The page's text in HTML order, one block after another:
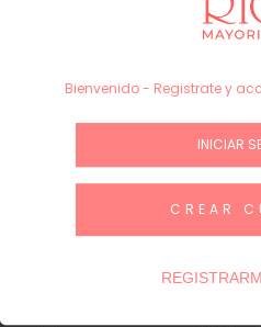
Bienvenido - Registrate y
INICIAR
CREAR